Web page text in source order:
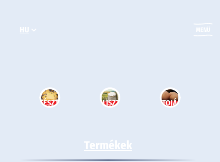
tartalomhoz
HU MENÜ
TÉSZTA LISZT TOJÁS
Termékek